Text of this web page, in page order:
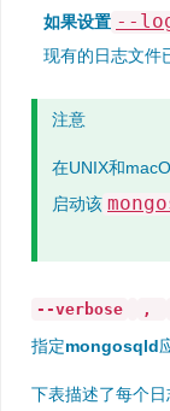
如果设置 --
现有的日志文件
注意
在UNIX和
启动该
--verbose ,
指定mongosqld
下表描述了每个日